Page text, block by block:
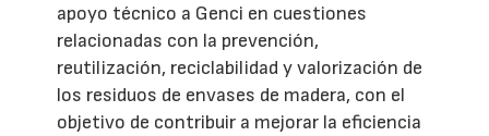
apoyo técnico a Genci en cuestiones
relacionadas con la prevención,
reutilización, reciclabilidad y valorización de
los residuos de envases de madera, con el
objetivo de contribuir a mejorar la eficiencia